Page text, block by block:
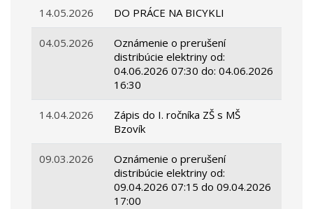
14.05.2026 DO PRÁCE NA BICYKLI
04.05.2026
Oznámenie o prerušení
distribúcie elektriny od:
04.06.2026 07:30 do: 04.06.2026
16:30
14.04.2026
Zápis do I. ročníka ZŠ s MŠ
Bzovík
09.03.2026
Oznámenie o prerušení
distribúcie elektriny od:
09.04.2026 07:15 do 09.04.2026
17:00